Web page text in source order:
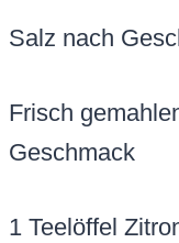
Salz nach
Frisch
Geschmack
1 Teelöffel